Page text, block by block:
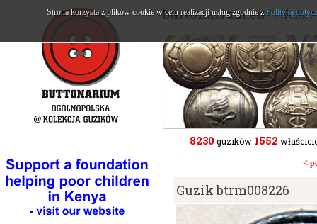
buttonarium.eu- Strona
8230 guzików 1552
<
Guzik btrm008226
Strona korzysta z plików cookie w celu realizacji usług zgodnie z Polityką